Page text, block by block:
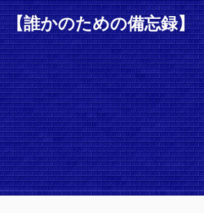
コ
ン
テ
ン
ツ
へ
ス
キ
ッ
プ
【誰かのための備忘録】